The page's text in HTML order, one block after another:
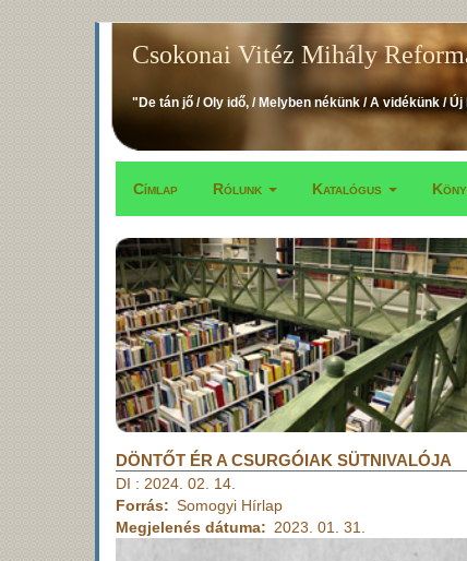
Csokonai Vitéz Mihály
"De tán jő / Oly idő, / Melyben nékünk / A vidékünk /
Fő
navigáció
Címlap Rólunk Katalógus
DÖNTŐT ÉR A CSURGÓIAK SÜTNIVALÓJA
DI : 2024. 02. 14.
Forrás
Somogyi Hírlap
Megjelenés dátuma
2023. 01. 31.